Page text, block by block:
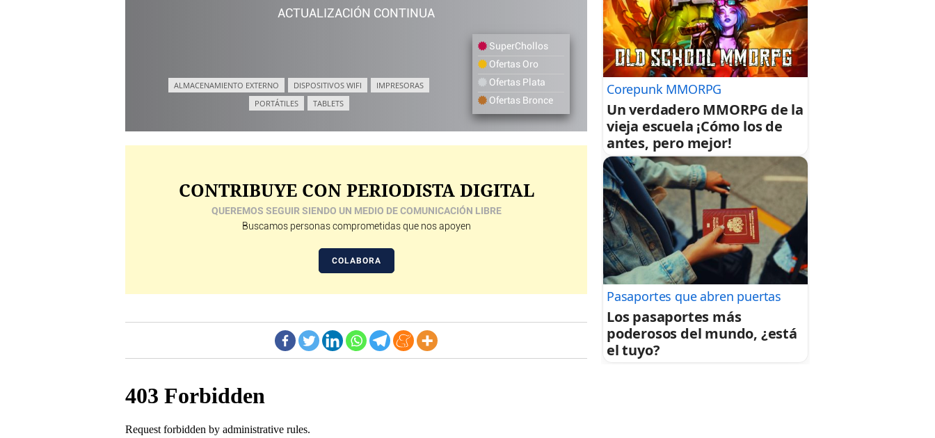
ACTUALIZACIÓN CONTINUA
ALMACENAMIENTO EXTERNO DISPOSITIVOS WIFI
IMPRESORAS
PORTÁTILES
TABLETS
SuperChollos
Ofertas Oro
Ofertas Plata
Ofertas Bronce
CONTRIBUYE CON PERIODISTA DIGITAL
QUEREMOS SEGUIR SIENDO UN MEDIO DE COMUNICACIÓN LIBRE
Buscamos personas comprometidas que nos apoyen
COLABORA
Corepunk MMORPG
Un verdadero MMORPG de la
vieja escuela ¡Cómo los de
antes, pero mejor!
Pasaportes que abren puertas
Los pasaportes más
poderosos del mundo, ¿está
el tuyo?